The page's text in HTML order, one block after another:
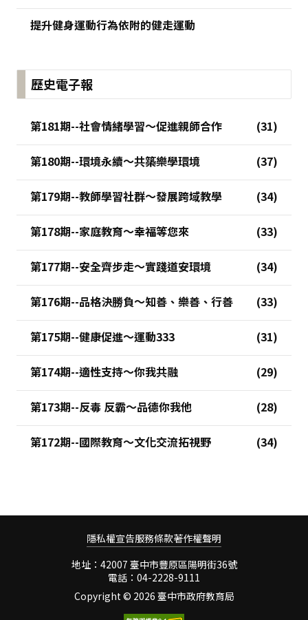
提升健身運動行為依附的健走運動
歷史電子報
第181期--社會情緒學習～促進親師合作
第180期--環境永續～共築樂學環境
第179期--教師學習社群～發展跨域教學
第178期--家庭教育～幸福等您來
第177期--安全齊步走～實踐道安環境
第176期--品格決勝負～知善、樂善、行善
第175期--健康促進～運動333
第174期--適性支持～你我共融
第173期--反毒 反霸～品德你我他
第172期--國際教育～文化交流拓視野
隱私權宣告服務條款著作權聲明
地址：42007 臺中市豐原區陽明街36號
電話：04-2228-9111
Copyright © 2026 臺中市政府教育局